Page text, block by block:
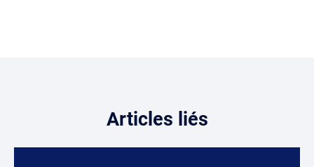
Articles liés